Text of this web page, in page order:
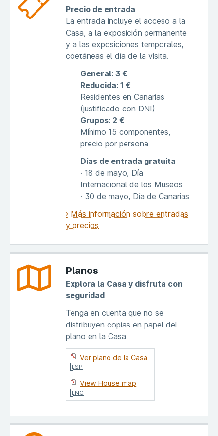
Precio de entrada
La entrada incluye el acceso a la
Casa, a la exposición permanente
y a las exposiciones temporales,
coetáneas el día de la visita.
General: 3 €
Reducida: 1 €
Residentes en Canarias
(justificado con DNI)
Grupos: 2 €
Mínimo 15 componentes,
precio por persona
Días de entrada gratuita
· 18 de mayo, Día
Internacional de los Museos
· 30 de mayo, Día de Canarias
Más información sobre entradas
y precios
Planos
Explora la Casa y disfruta con
seguridad
Tenga en cuenta que no se
distribuyen copias en papel del
plano en la Casa.
Ver plano de la Casa
ESP
View House map
ENG